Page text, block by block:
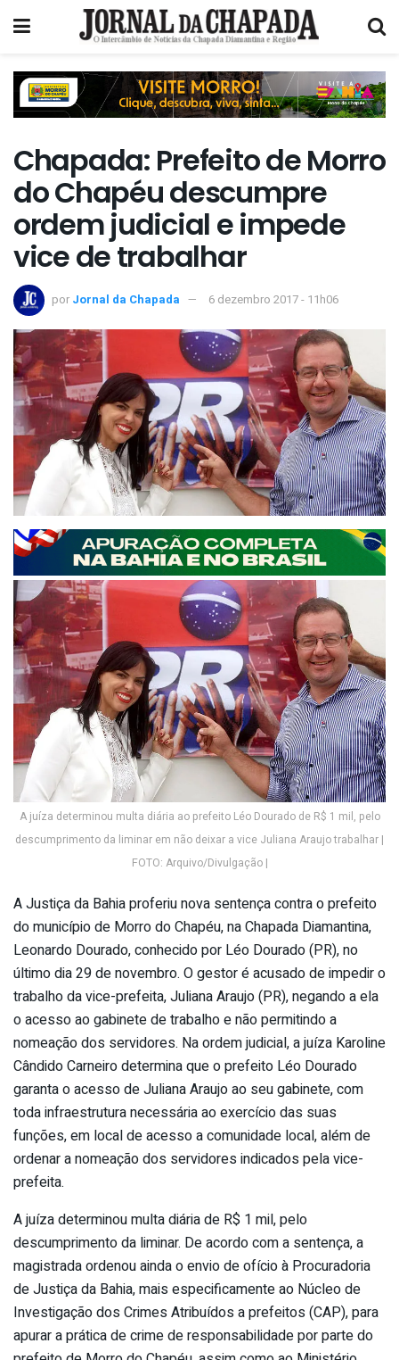
Chapada: Prefeito de Morro
do Chapéu descumpre
ordem judicial e impede
vice de trabalhar
por Jornal da Chapada 6 dezembro 2017 - 11h06
A juíza determinou multa diária ao prefeito Léo Dourado de R$ 1 mil, pelo
descumprimento da liminar em não deixar a vice Juliana Araujo trabalhar |
FOTO: Arquivo/Divulgação |
A Justiça da Bahia proferiu nova sentença contra o prefeito
do município de Morro do Chapéu, na Chapada Diamantina,
Leonardo Dourado, conhecido por Léo Dourado (PR), no
último dia 29 de novembro. O gestor é acusado de impedir o
trabalho da vice-prefeita, Juliana Araujo (PR), negando a ela
o acesso ao gabinete de trabalho e não permitindo a
nomeação dos servidores. Na ordem judicial, a juíza Karoline
Cândido Carneiro determina que o prefeito Léo Dourado
garanta o acesso de Juliana Araujo ao seu gabinete, com
toda infraestrutura necessária ao exercício das suas
funções, em local de acesso a comunidade local, além de
ordenar a nomeação dos servidores indicados pela vice-
prefeita.
A juíza determinou multa diária de R$ 1 mil, pelo
descumprimento da liminar. De acordo com a sentença, a
magistrada ordenou ainda o envio de ofício à Procuradoria
de Justiça da Bahia, mais especificamente ao Núcleo de
Investigação dos Crimes Atribuídos a prefeitos (CAP), para
apurar a prática de crime de responsabilidade por parte do